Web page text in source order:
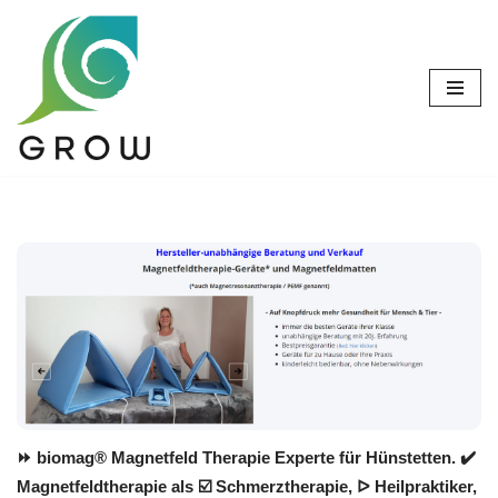
Zum
springen
⏩ biomag® Magnetfeld Therapie Experte für Hünstetten. ✔️
Magnetfeldtherapie als ☑️ Schmerztherapie, ᐅ Heilpraktiker,